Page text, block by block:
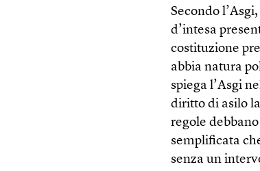
Secondo
d’intesa
costituzione
abbia natura
spiega l’Asgi
diritto di asilo
regole
semplificata
senza un